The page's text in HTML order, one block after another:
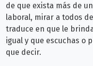
de que exista más de
laboral, mirar a todos
traduce en que le
igual y que escuchas o
que decir.